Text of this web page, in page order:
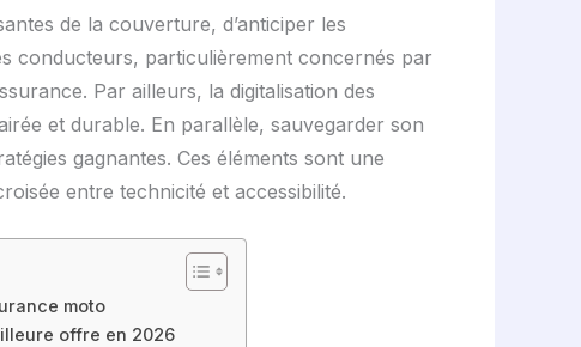
de la couverture, d’anticiper les
conducteurs, particulièrement concernés par
Par ailleurs, la digitalisation des
et durable. En parallèle, sauvegarder son
gagnantes. Ces éléments sont une
entre technicité et accessibilité.
moto
offre en 2026